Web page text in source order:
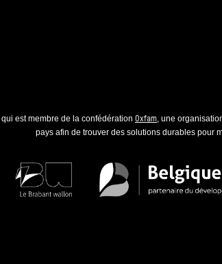
qui est membre de la confédération Oxfam, une
pays afin de trouver des solutions durables pour